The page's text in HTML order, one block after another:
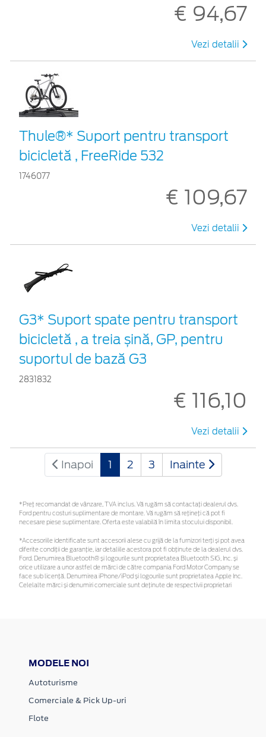
€ 94,67
Vezi detalii
Thule®* Suport pentru transport
bicicletă , FreeRide 532
1746077
€ 109,67
Vezi detalii
G3* Suport spate pentru transport
bicicletă , a treia șină, GP, pentru
suportul de bază G3
2831832
€ 116,10
Vezi detalii
Inapoi 1 2 3 Inainte
*Preţ recomandat de vânzare, TVA inclus. Vă rugăm să contactaţi dealerul dvs.
Ford pentru costuri suplimentare de montare. Vă rugăm să rețineți că pot fi
necesare piese suplimentare. Oferta este valabilă în limita stocului disponibil.
*Accesoriile identificate sunt accesorii alese cu grijă de la furnizori terți și pot avea
diferite condiții de garanție, iar detaliile acestora pot fi obținute de la dealerul dvs.
Ford. Denumirea Bluetooth® și logourile sunt proprietatea Bluetooth SIG, Inc. și
orice utilizare a unor astfel de mărci de către compania Ford Motor Company se
face sub licență. Denumirea iPhone/iPod și logourile sunt proprietatea Apple Inc.
Celelalte mărci și denumiri comerciale sunt deținute de respectivii proprietari
MODELE NOI
Autoturisme
Comerciale & Pick Up-uri
Flote